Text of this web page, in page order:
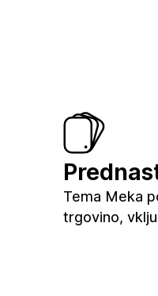
Tema Meka
trgovino,